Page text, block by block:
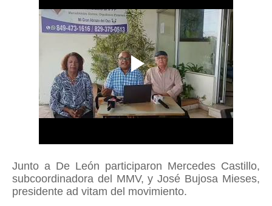
Junto a De León participaron Mercedes Castillo,
subcoordinadora del MMV, y José Bujosa Mieses,
presidente ad vitam del movimiento.